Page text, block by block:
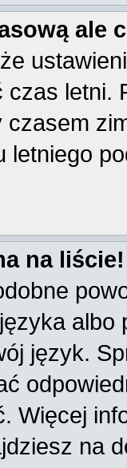
ale
czas letni.
czasem
letniego
na liście!
język.
Więcej
na